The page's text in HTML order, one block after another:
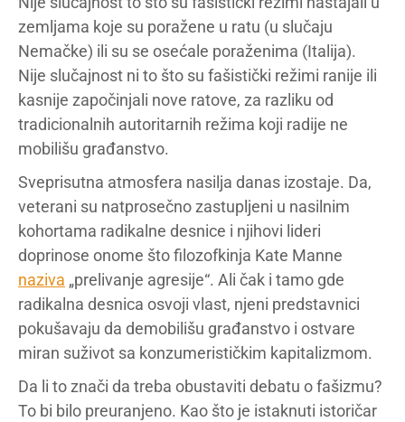
zemljama koje su poražene u ratu (u slučaju
Nemačke) ili su se osećale poraženima (Italija).
Nije slučajnost ni to što su fašistički režimi ranije ili
kasnije započinjali nove ratove, za razliku od
tradicionalnih autoritarnih režima koji radije ne
mobilišu građanstvo.
Sveprisutna atmosfera nasilja danas izostaje. Da,
veterani su natprosečno zastupljeni u nasilnim
kohortama radikalne desnice i njihovi lideri
doprinose onome što filozofkinja Kate Manne
naziva „prelivanje agresije“. Ali čak i tamo gde
radikalna desnica osvoji vlast, njeni predstavnici
pokušavaju da demobilišu građanstvo i ostvare
miran suživot sa konzumerističkim kapitalizmom.
Da li to znači da treba obustaviti debatu o fašizmu?
To bi bilo preuranjeno. Kao što je istaknuti istoričar